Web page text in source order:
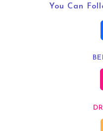
You Can